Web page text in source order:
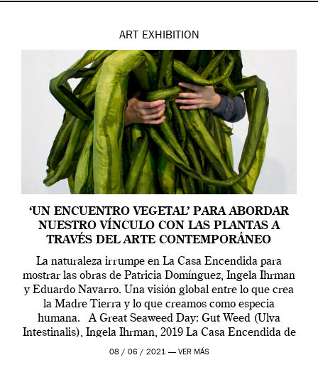
ART EXHIBITION
‘UN ENCUENTRO VEGETAL’ PARA ABORDAR
NUESTRO VÍNCULO CON LAS PLANTAS A
TRAVÉS DEL ARTE CONTEMPORÁNEO
La naturaleza irrumpe en La Casa Encendida para
mostrar las obras de Patricia Domínguez, Ingela Ihrman
y Eduardo Navarro. Una visión global entre lo que crea
la Madre Tierra y lo que creamos como especia
humana. A Great Seaweed Day: Gut Weed (Ulva
Intestinalis), Ingela Ihrman, 2019 La Casa Encendida de
Madrid y la Wellcome […]
08 / 06 / 2021 — VER MÁS